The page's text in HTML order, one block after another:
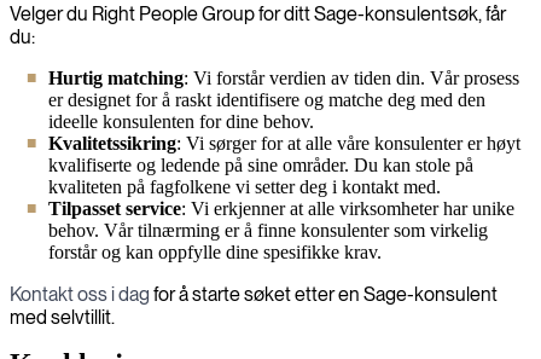
Velger du Right People Group for ditt Sage-konsulentsøk, får
du:
Hurtig matching: Vi forstår verdien av tiden din. Vår prosess
er designet for å raskt identifisere og matche deg med den
ideelle konsulenten for dine behov.
Kvalitetssikring: Vi sørger for at alle våre konsulenter er høyt
kvalifiserte og ledende på sine områder. Du kan stole på
kvaliteten på fagfolkene vi setter deg i kontakt med.
Tilpasset service: Vi erkjenner at alle virksomheter har unike
behov. Vår tilnærming er å finne konsulenter som virkelig
forstår og kan oppfylle dine spesifikke krav.
Kontakt oss i dag for å starte søket etter en Sage-konsulent
med selvtillit.